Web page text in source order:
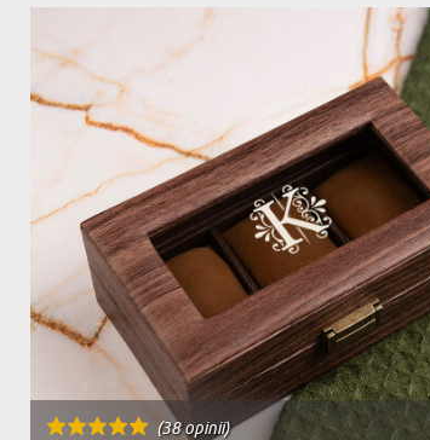
(38 opinii)